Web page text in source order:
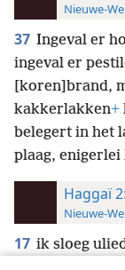
Nieuwe-
37 Ingeval er
ingeval er
[koren]brand,
kakkerlakken+
belegert in het
plaag,
Haggaï
Nieuwe-
17 ik sloeg